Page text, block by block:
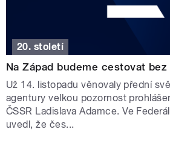
20. století
Na Západ budeme cestovat
Už 14. listopadu věnovaly přední
agentury velkou pozornost
ČSSR Ladislava Adamce. Ve
uvedl, že čes...